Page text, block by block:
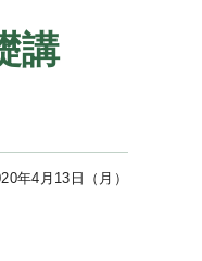
講
年4月13日（月）